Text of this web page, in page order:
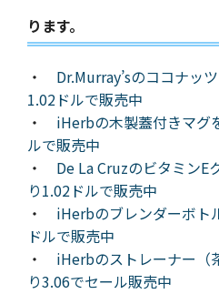
ります。
・ Dr.Murray’sのココナッ
1.02ドルで販売中
・ iHerbの木製蓋付きマグ
ルで販売中
・ De La CruzのビタミンE
り1.02ドルで販売中
・ iHerbのブレンダーボト
ドルで販売中
・ iHerbのストレーナー（
り3.06でセール販売中